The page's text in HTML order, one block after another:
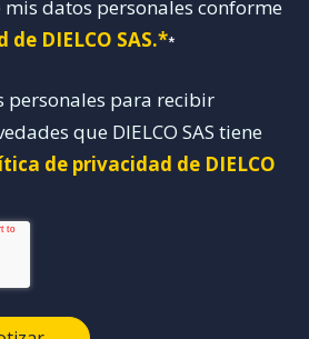
datos personales conforme
DIELCO SAS.**
personales para recibir
que DIELCO SAS tiene
de privacidad de DIELCO